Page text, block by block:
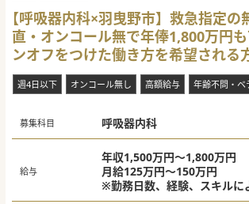
【呼吸器内科×羽曳野市】救急指定の
直・オンコール無で年俸1,800万円
ンオフをつけた働き方を希望される
週4日以下 オンコール無し 高額給与 年齢不問・ベ
募集科目 呼吸器内科
給与
年収1,500万円～1,800万円
月給125万円～150万円
※勤務日数、経験、スキルに